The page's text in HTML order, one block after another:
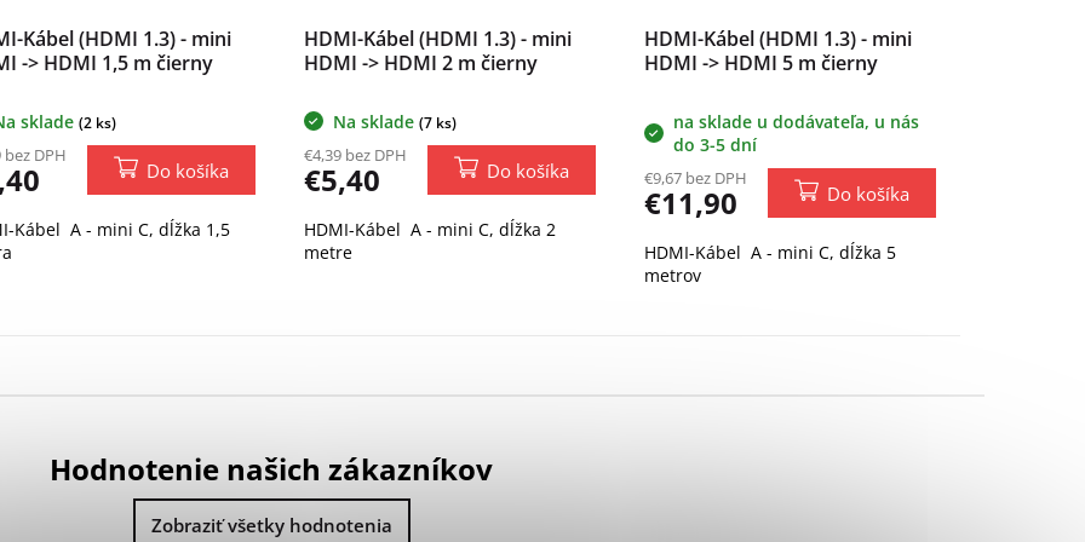
Kábel (HDMI 1.3) - mini
-> HDMI 1,5 m čierny
sklade (2 ks)
bez DPH
Do košíka
Kábel A - mini C, dĺžka 1,5
HDMI-Kábel (HDMI 1.3) - mini
HDMI -> HDMI 2 m čierny
Na sklade (7 ks)
€4,39 bez DPH
€5,40 Do košíka
HDMI-Kábel A - mini C, dĺžka 2
metre
HDMI-Kábel (HDMI 1.3) - mini
HDMI -> HDMI 5 m čierny
na sklade u dodávateľa, u nás
do 3-5 dní
€9,67 bez DPH
€11,90 Do košíka
HDMI-Kábel A - mini C, dĺžka 5
metrov
v
d
a
Hodnotenie našich zákazníkov
Zobraziť všetky hodnotenia